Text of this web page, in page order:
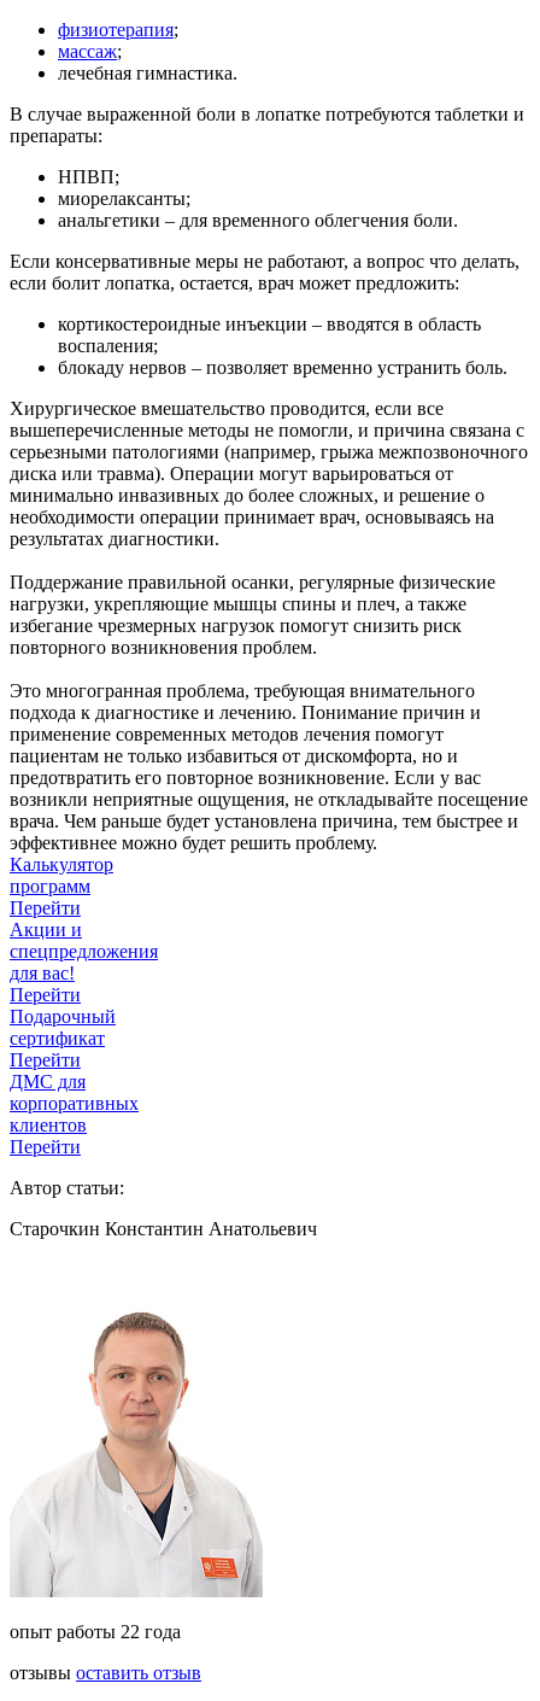
физиотерапия;
массаж;
лечебная гимнастика.
В случае выраженной боли в лопатке потребуются таблетки и
препараты:
НПВП;
миорелаксанты;
анальгетики – для временного облегчения боли.
Если консервативные меры не работают, а вопрос что делать,
если болит лопатка, остается, врач может предложить:
кортикостероидные инъекции – вводятся в область
воспаления;
блокаду нервов – позволяет временно устранить боль.
Хирургическое вмешательство проводится, если все
вышеперечисленные методы не помогли, и причина связана с
серьезными патологиями (например, грыжа межпозвоночного
диска или травма). Операции могут варьироваться от
минимально инвазивных до более сложных, и решение о
необходимости операции принимает врач, основываясь на
результатах диагностики.
Поддержание правильной осанки, регулярные физические
нагрузки, укрепляющие мышцы спины и плеч, а также
избегание чрезмерных нагрузок помогут снизить риск
повторного возникновения проблем.
Это многогранная проблема, требующая внимательного
подхода к диагностике и лечению. Понимание причин и
применение современных методов лечения помогут
пациентам не только избавиться от дискомфорта, но и
предотвратить его повторное возникновение. Если у вас
возникли неприятные ощущения, не откладывайте посещение
врача. Чем раньше будет установлена причина, тем быстрее и
эффективнее можно будет решить проблему.
Калькулятор
программ
Перейти
Акции и
спецпредложения
для вас!
Перейти
Подарочный
сертификат
Перейти
ДМС для
корпоративных
клиентов
Перейти
Автор статьи:
Старочкин Константин Анатольевич
опыт работы 22 года
отзывы оставить отзыв